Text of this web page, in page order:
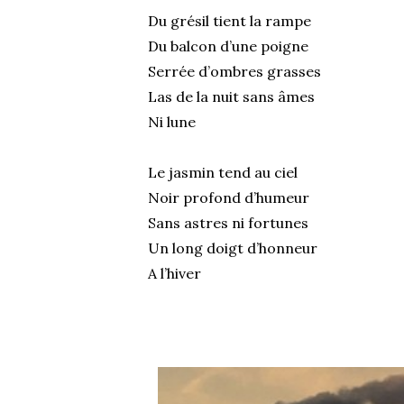
Du grésil tient la rampe
Du balcon d’une poigne
Serrée d’ombres grasses
Las de la nuit sans âmes
Ni lune
Le jasmin tend au ciel
Noir profond d’humeur
Sans astres ni fortunes
Un long doigt d’honneur
A l’hiver